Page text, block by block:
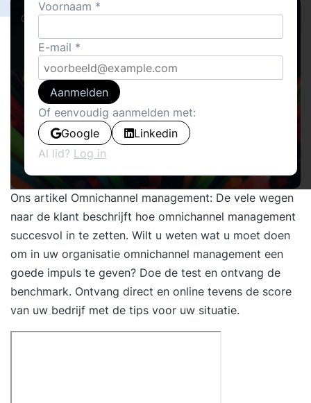
Cover stories · Instrumenten
Ons artikel Omnichannel management: De vele wegen
naar de klant beschrijft hoe omnichannel management
succesvol in te zetten. Wilt u weten wat u moet doen
om in uw organisatie omnichannel management een
goede impuls te geven? Doe de test en ontvang de
benchmark. Ontvang direct en online tevens de score
van uw bedrijf met de tips voor uw situatie.
Voornaam
E-mail
Aanmelden
Of eenvoudig aanmelden met:
Google
Linkedin
Al lid? Log in